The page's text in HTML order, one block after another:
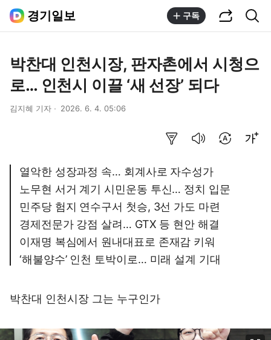
경기일보 구독
박찬대 인천시장, 판자촌에서 시청으
로… 인천시 이끌 ‘새 선장’ 되다
김지혜 기자 2026. 6. 4. 05:06
열악한 성장과정 속… 회계사로 자수성가
노무현 서거 계기 시민운동 투신… 정치 입문
민주당 험지 연수구서 첫승, 3선 가도 마련
경제전문가 강점 살려… GTX 등 현안 해결
이재명 복심에서 원내대표로 존재감 키워
‘해불양수’ 인천 토박이로… 미래 설계 기대
박찬대 인천시장 그는 누구인가